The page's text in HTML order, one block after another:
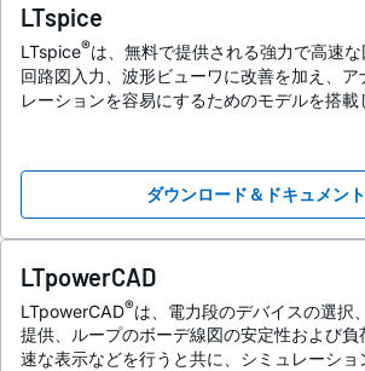
LTspice
LTspice®は、無料で提供される強力で高速
回路図入力、波形ビューワに改善を加え、ア
レーションを容易にするためのモデルを搭載
ダウンロード＆ドキュメント
LTpowerCAD
LTpowerCAD®は、電力段のデバイスの選択
提供、ループのボーデ線図の安定性および
速な表示などを行うと共に、シミュレーシ